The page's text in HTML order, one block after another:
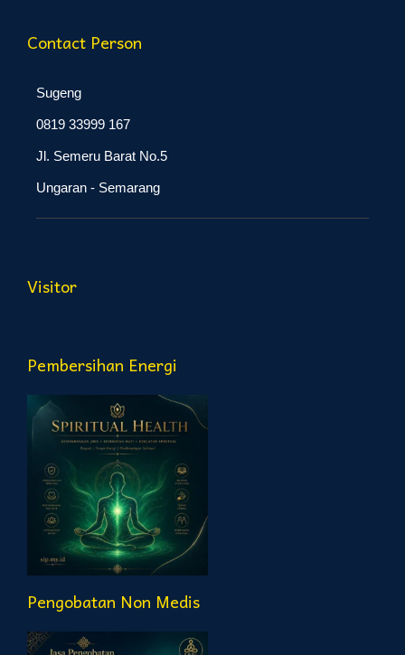
Contact Person
Sugeng
0819 33999 167
Jl. Semeru Barat No.5
Ungaran - Semarang
Visitor
Pembersihan Energi
Pengobatan Non Medis